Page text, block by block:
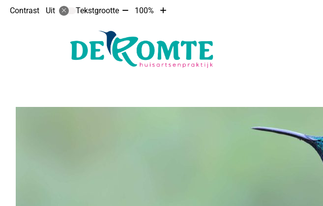
Contrast Uit Tekstgrootte Tekst
10%
100%
Tekst
10%